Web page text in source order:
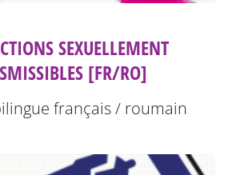
SEXUELLEMENT
[FR/RO]
français / roumain